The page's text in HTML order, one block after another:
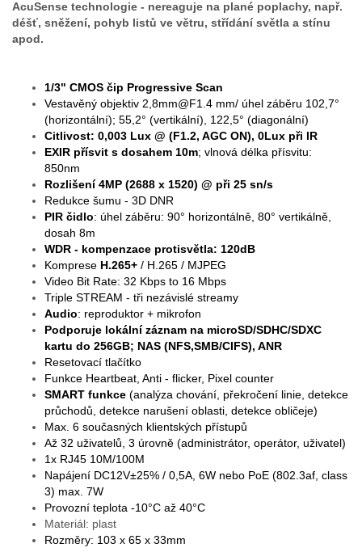
AcuSense technologie - nereaguje na plané poplachy, např.
déšť, sněžení, pohyb listů ve větru, střídání světla a stínu
apod.
1/3" CMOS čip Progressive Scan
Vestavěný objektiv 2,8mm@F1.4 mm/ úhel záběru 102,7°
(horizontální); 55,2° (vertikální), 122,5° (diagonální)
Citlivost: 0,003 Lux @ (F1.2, AGC ON), 0Lux při IR
EXIR přísvit s dosahem 10m; vlnová délka přísvitu:
850nm
Rozlišení 4MP (2688 x 1520) @ při 25 sn/s
Redukce šumu - 3D DNR
PIR čidlo: úhel záběru: 90° horizontálně, 80° vertikálně,
dosah 8m
WDR - kompenzace protisvětla: 120dB
Komprese H.265+ / H.265 / MJPEG
Video Bit Rate: 32 Kbps to 16 Mbps
Triple STREAM - tři nezávislé streamy
Audio: reproduktor + mikrofon
Podporuje lokální záznam na microSD/SDHC/SDXC
kartu do 256GB; NAS (NFS,SMB/CIFS), ANR
Resetovací tlačítko
Funkce Heartbeat, Anti - flicker, Pixel counter
SMART funkce (analýza chování, překročení linie, detekce
průchodů, detekce narušení oblasti, detekce obličeje)
Max. 6 současných klientských přístupů
Až 32 uživatelů, 3 úrovně (administrátor, operátor, uživatel)
1x RJ45 10M/100M
Napájení DC12V±25% / 0,5A, 6W nebo PoE (802.3af, class
3) max. 7W
Provozní teplota -10°C až 40°C
Materiál: plast
Rozměry: 103 x 65 x 33mm